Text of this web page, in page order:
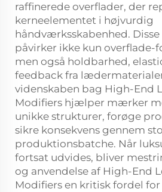
raffinerede overflader, der
kerneelementet i højvurdig
håndværksskabenhed.
påvirker ikke kun overflade-
men også holdbarhed,
feedback fra
videnskaben bag High-End
Modifiers hjælper mærker
unikke strukturer, forøge
sikre konsekvens gennem
produktionsbatche. Når
fortsat udvides, bliver
og anvendelse af High-End
Modifiers en kritisk fordel